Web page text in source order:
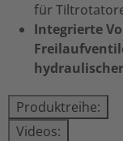
für
Integrierte
Produktreihe:
Videos: